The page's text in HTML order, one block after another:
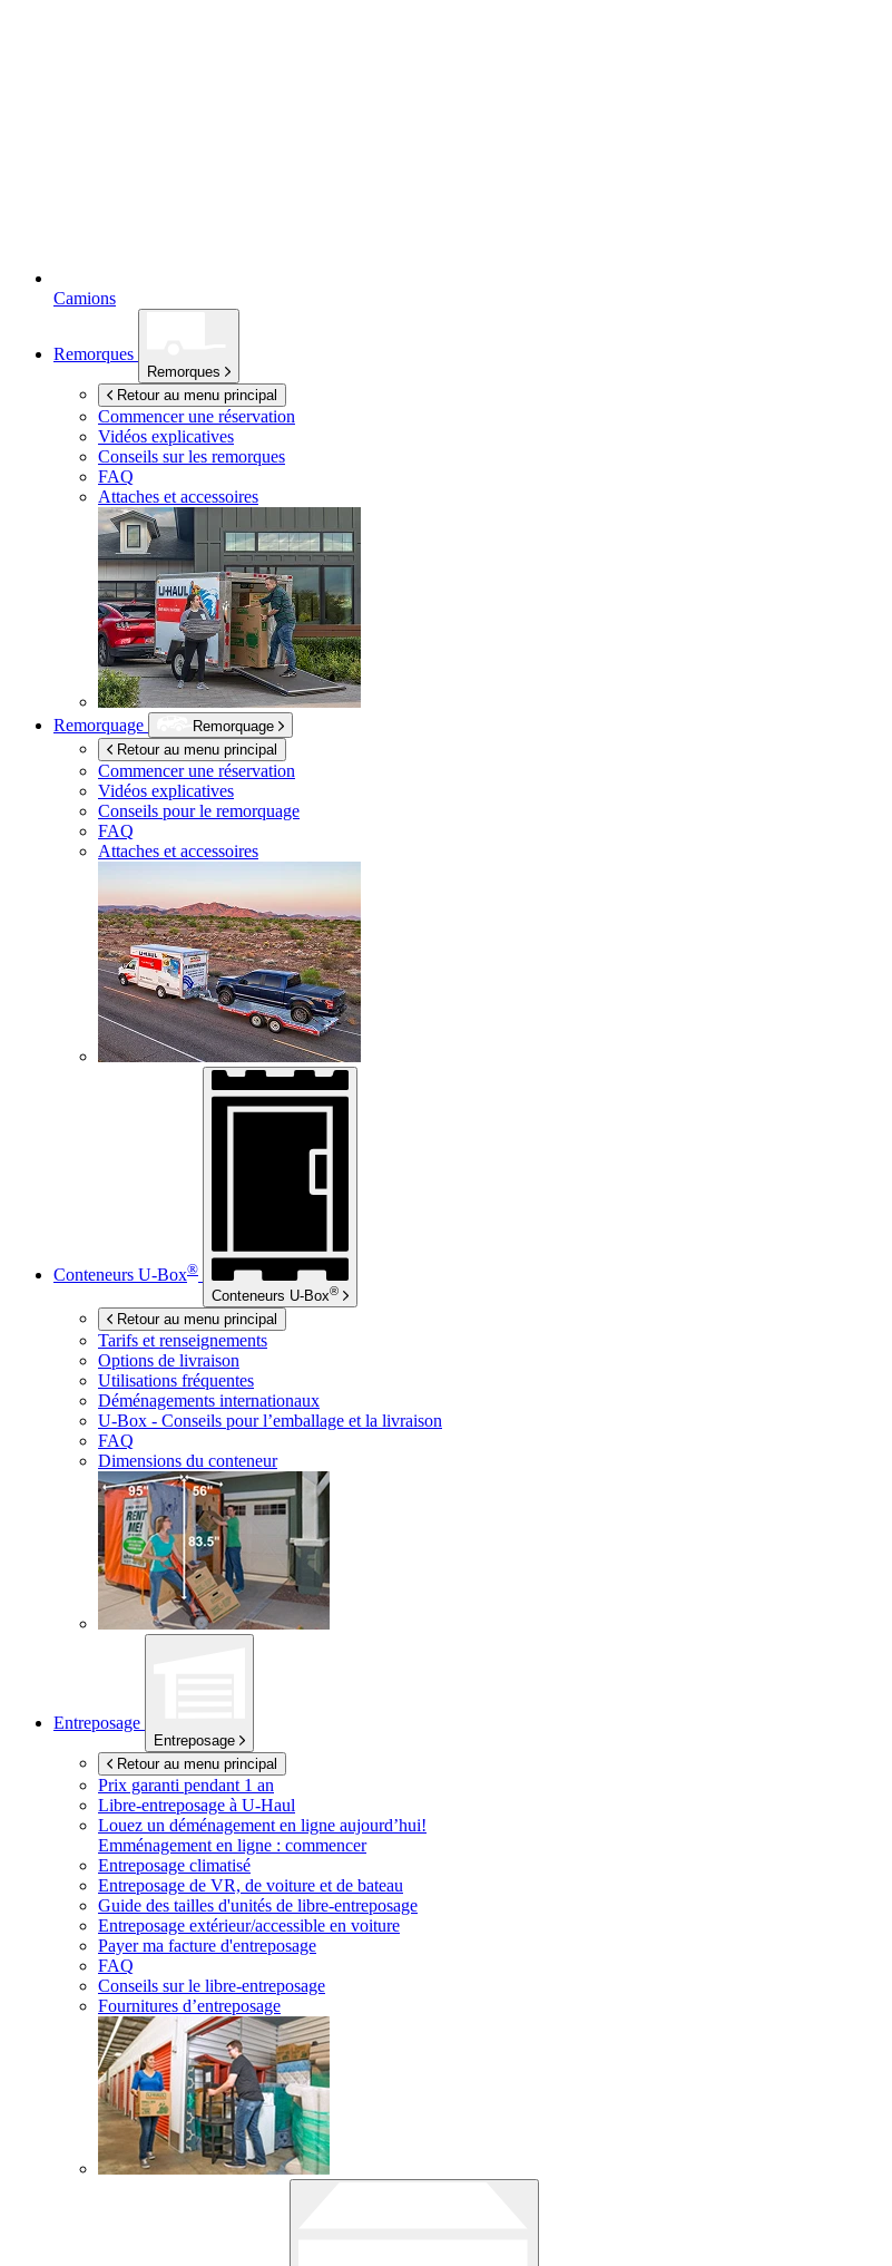
Camions
Remorques
Remorques
Retour au menu principal
Commencer une réservation
Vidéos explicatives
Conseils sur les remorques
FAQ
Attaches et accessoires
Remorquage
Remorquage
Retour au menu principal
Commencer une réservation
Vidéos explicatives
Conseils pour le remorquage
FAQ
Attaches et accessoires
Conteneurs U-Box®
Conteneurs U-Box®
Retour au menu principal
Tarifs et renseignements
Options de livraison
Utilisations fréquentes
Déménagements internationaux
U-Box - Conseils pour l’emballage et la livraison
FAQ
Dimensions du conteneur
Entreposage
Entreposage
Retour au menu principal
Prix garanti pendant 1 an
Libre-entreposage à U-Haul
Louez un déménagement en ligne aujourd’hui!
Emménagement en ligne : commencer
Entreposage climatisé
Entreposage de VR, de voiture et de bateau
Guide des tailles d'unités de libre-entreposage
Entreposage extérieur/accessible en voiture
Payer ma facture d'entreposage
FAQ
Conseils sur le libre-entreposage
Fournitures d’entreposage